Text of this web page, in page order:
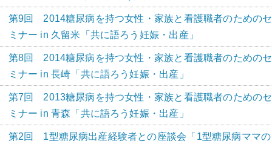
第9回 2014糖尿病を持つ女性・家族と看護職者のためのセ
ミナー in 久留米「共に語ろう妊娠・出産」
第8回 2014糖尿病を持つ女性・家族と看護職者のためのセ
ミナー in 長崎「共に語ろう妊娠・出産」
第7回 2013糖尿病を持つ女性・家族と看護職者のためのセ
ミナー in 青森「共に語ろう妊娠・出産」
第2回 1型糖尿病出産経験者との座談会「1型糖尿病ママの